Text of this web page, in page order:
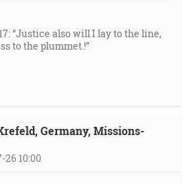
“Justice also will I lay to the line,
to the plummet.!”
Germany, Missions-
26 10:00